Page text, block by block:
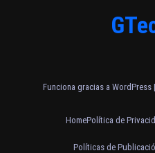
Funciona gracias a WordPress |
HomePolítica de
Políticas de